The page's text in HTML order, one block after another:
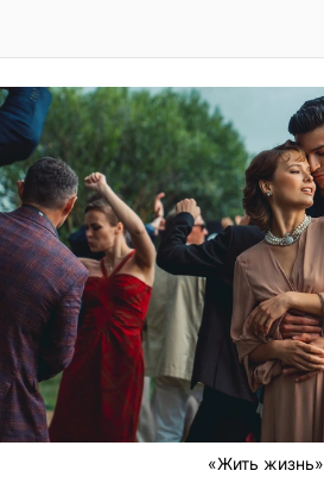
«Жить жизнь»